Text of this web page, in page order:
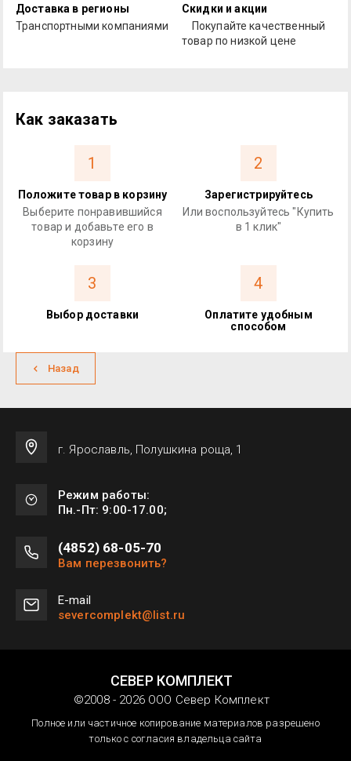
Доставка в регионы
Транспортными компаниями
Скидки и акции
Покупайте качественный
товар по низкой цене
Как заказать
1
Положите товар в корзину
Выберите понравившийся
товар и добавьте его в
корзину
2
Зарегистрируйтесь
Или воспользуйтесь "Купить
в 1 клик"
3
Выбор доставки
4
Оплатите удобным
способом
Назад
г. Ярославль, Полушкина роща, 1
Режим работы:
Пн.-Пт: 9:00-17.00;
(4852) 68-05-70
Вам перезвонить?
Е-mail
severcomplekt@list.ru
СЕВЕР КОМПЛЕКТ
©2008 - 2026 ООО Север Комплект
Полное или частичное копирование материалов разрешено
только с согласия владельца сайта